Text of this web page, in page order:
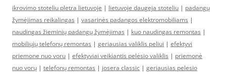
ikrovimo stoteliu pletra lietuvoje | lietuvoje daugeja stoteliu | padangų
žymėjimas reikalingas | vasarinės padangos elektromobiliams |
naudingas žieminių padangų žymėjimas | kuo naudingas remontas |
mobiliųjų telefonų remontas | geriausias valiklis peliui | efektyvi
priemone nuo voru | efektyviai veikiantis pelėsio valiklis | priemonė
nuo vorų | telefonų remontas | josera classic | geriausias pelesio